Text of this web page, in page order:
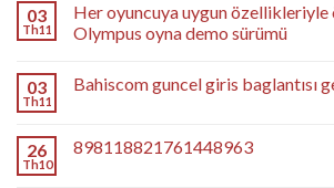
03
Th11
Her oyuncuya uygun özellikleriyle
Olympus oyna demo sürümü
03
Th11
Bahiscom guncel giris baglantısı
26
Th10
898118821761448963